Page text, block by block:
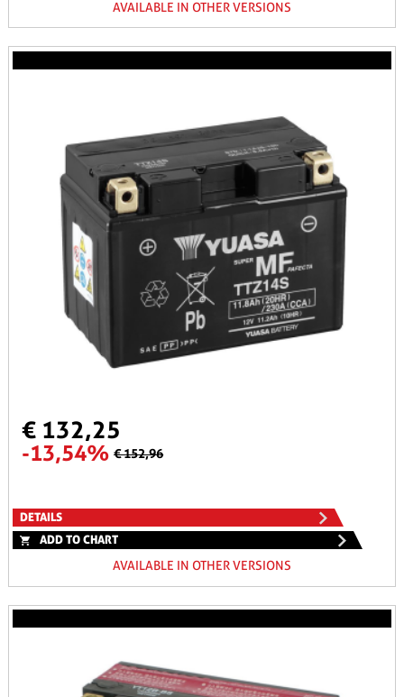
AVAILABLE IN OTHER VERSIONS
€ 132,25
-13,54% € 152,96
DETAILS
ADD TO CHART
AVAILABLE IN OTHER VERSIONS